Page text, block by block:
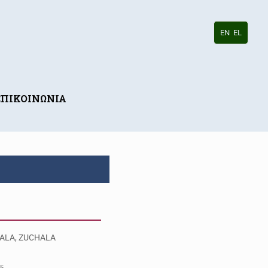
EN EL
ZUCHALA